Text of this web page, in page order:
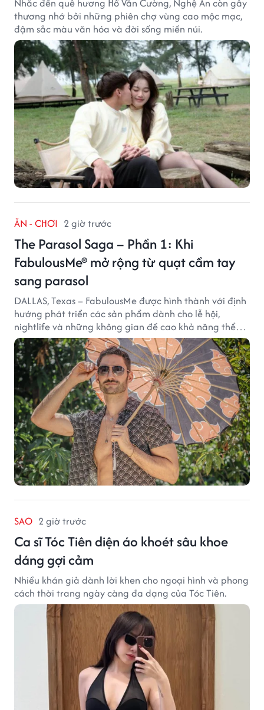
thương nhớ bởi những phiên chợ vùng cao mộc mạc,
đậm sắc màu văn hóa và đời sống miền núi.
ĂN - CHƠI 2 giờ trước
The Parasol Saga – Phần 1: Khi
FabulousMe® mở rộng từ quạt cầm tay
sang parasol
DALLAS, Texas – FabulousMe được hình thành với định
hướng phát triển các sản phẩm dành cho lễ hội,
nightlife và những không gian đề cao khả năng thể
hiện bản thân. Trong quá trình xây dựng thương hiệu,
quạt cầm tay trở thành dòng sản phẩm tạo được
thành công ban đầu, giúp FabulousMe từng bước mở
rộng mức độ hiện diện trên thị trường.
SAO 2 giờ trước
Ca sĩ Tóc Tiên diện áo khoét sâu khoe
dáng gợi cảm
Nhiều khán giả dành lời khen cho ngoại hình và phong
cách thời trang ngày càng đa dạng của Tóc Tiên.